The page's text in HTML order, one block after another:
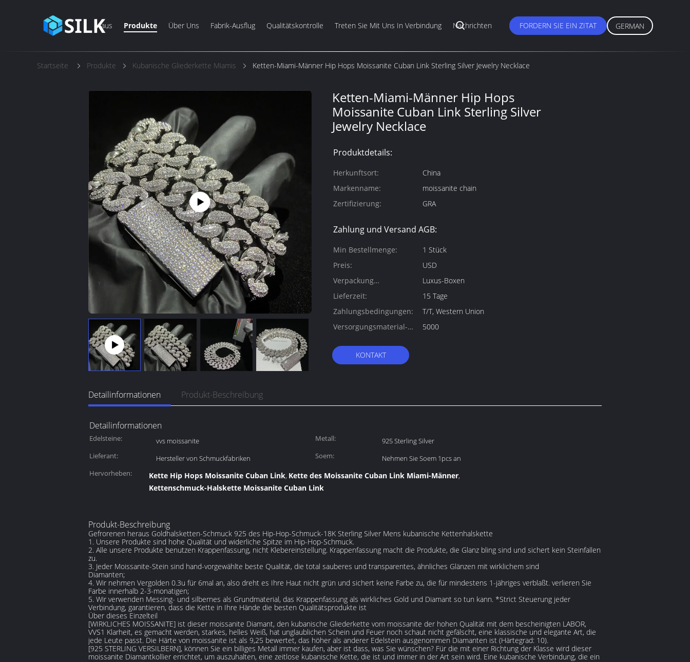
Haus Produkte Über Uns Fabrik-Ausflug Qualitätskontrolle Treten Sie Mit Uns In Verbindung Nachrichten FORDERN SIE EIN ZITAT GERMAN
Startseite Produkte Kubanische Gliederkette Miamis Ketten-Miami-Männer Hip Hops Moissanite Cuban Link Sterling Silver Jewelry Necklace
Ketten-Miami-Männer Hip Hops
Moissanite Cuban Link Sterling Silver
Jewelry Necklace
Produktdetails:
Herkunftsort:
China
Markenname:
moissanite chain
Zertifizierung:
GRA
Zahlung und Versand AGB:
Min Bestellmenge:
1 Stück
Preis:
USD
Verpackung
Informationen:
Luxus-Boxen
Lieferzeit:
15 Tage
Zahlungsbedingungen:
T/T, Western Union
Versorgungsmaterial-
5000
KONTAKT
Detailinformationen Produkt-Beschreibung
Detailinformationen
Edelsteine: vvs moissanite Metall:
925 Sterling Silver
Lieferant:
Hersteller von Schmuckfabriken Soem:
Nehmen Sie Soem 1pcs an
Hervorheben:
Kette Hip Hops Moissanite Cuban Link, Kette des Moissanite Cuban Link Miami-Männer,
Kettenschmuck-Halskette Moissanite Cuban Link
Produkt-Beschreibung
Gefrorenen heraus Goldhalsketten-Schmuck 925 des Hip-Hop-Schmuck-18K Sterling Silver Mens kubanische Kettenhalskette
1. Unsere Produkte sind hohe Qualität und widerliche Spitze im Hip-Hop-Schmuck.
2. Alle unsere Produkte benutzen Krappenfassung, nicht Klebereinstellung. Krappenfassung macht die Produkte, die Glanz bling sind und sichert kein Steinfallen
zu.
3. Jeder Moissanite-Stein sind hand-vorgewählte beste Qualität, die total sauberes und transparentes, ähnliches Glänzen mit wirklichem sind
Diamanten;
4. Wir nehmen Vergolden 0.3u für 6mal an, also dreht es Ihre Haut nicht grün und sichert keine Farbe zu, die für mindestens 1-jähriges verblaßt. verlieren Sie
Farbe innerhalb 2-3-monatigen;
5. Wir verwenden Messing- und silbernes als Grundmaterial, das Krappenfassung als wirkliches Gold und Diamant so tun kann. *Strict Steuerung jeder
Verbindung, garantieren, dass die Kette in Ihre Hände die besten Qualitätsprodukte ist
Über dieses Einzelteil
[WIRKLICHES MOISSANITE] ist dieser moissanite Diamant, den kubanische Gliederkette vom moissanite der hohen Qualität mit dem bescheinigten LABOR,
VVS1 Klarheit, es gemacht werden, starkes, helles Weiß, hat unglaublichen Schein und Feuer noch schaut nicht gefälscht, eine klassische und elegante Art, die
jede Leute passt. Die Härte von moissanite ist als 9,25 bewertet, das höher als anderer Edelstein ausgenommen Diamanten ist (Härtegrad: 10).
[925 STERLING VERSILBERN], können Sie ein billiges Metall immer kaufen, aber ist dass, was Sie wünschen? Für die mit einer Richtung der Klasse wird dieser
moissanite Diamantkollier errichtet, um auszuhalten, eine zeitlose kubanische Kette, die ist und immer in der Art sein wird. Eine kubanische Verbindung, die ein